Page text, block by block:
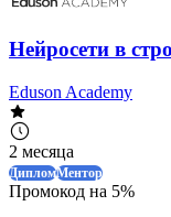
Нейросети в
Eduson Academy
2 месяца
ДипломМентор
Промокод на 5%